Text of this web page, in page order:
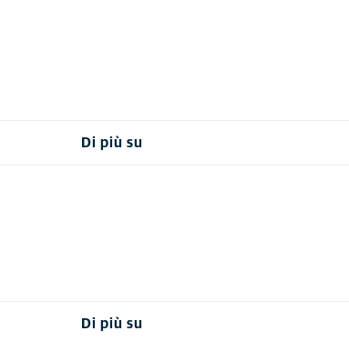
Di più su
Di più su